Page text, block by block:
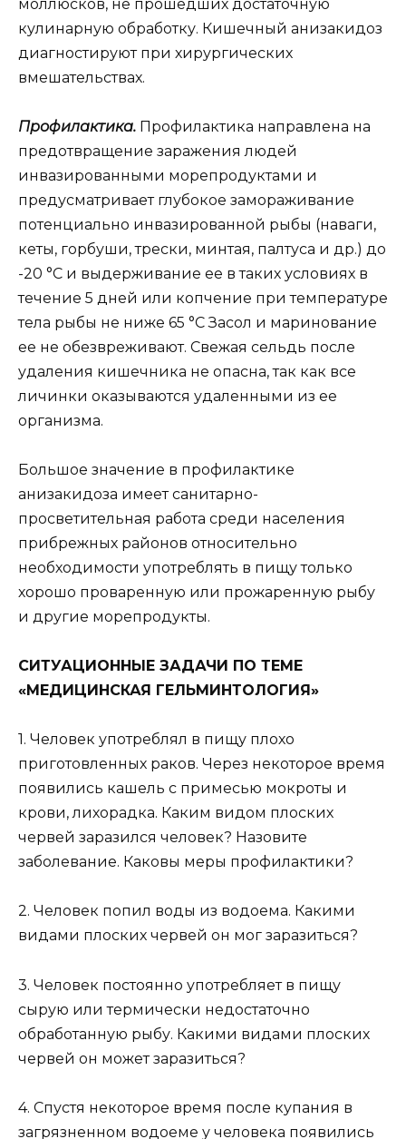
моллюсков, не прошедших достаточную
кулинарную обработку. Кишечный анизакидоз
диагностируют при хирургических
вмешательствах.
Профилактика. Профилактика направлена на
предотвращение заражения людей
инвазированными морепродуктами и
предусматривает глубокое замораживание
потенциально инвазированной рыбы (наваги,
кеты, горбуши, трески, минтая, палтуса и др.) до
-20 °С и выдерживание ее в таких условиях в
течение 5 дней или копчение при температуре
тела рыбы не ниже 65 °C Засол и маринование
ее не обезвреживают. Свежая сельдь после
удаления кишечника не опасна, так как все
личинки оказываются удаленными из ее
организма.
Большое значение в профилактике
анизакидоза имеет санитарно-
просветительная работа среди населения
прибрежных районов относительно
необходимости употреблять в пищу только
хорошо проваренную или прожаренную рыбу
и другие морепродукты.
СИТУАЦИОННЫЕ ЗАДАЧИ ПО ТЕМЕ
«МЕДИЦИНСКАЯ ГЕЛЬМИНТОЛОГИЯ»
1. Человек употреблял в пищу плохо
приготовленных раков. Через некоторое время
появились кашель с примесью мокроты и
крови, лихорадка. Каким видом плоских
червей заразился человек? Назовите
заболевание. Каковы меры профилактики?
2. Человек попил воды из водоема. Какими
видами плоских червей он мог заразиться?
3. Человек постоянно употребляет в пищу
сырую или термически недостаточно
обработанную рыбу. Какими видами плоских
червей он может заразиться?
4. Спустя некоторое время после купания в
загрязненном водоеме у человека появились